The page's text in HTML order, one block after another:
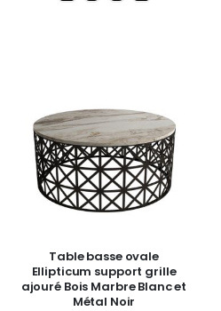
Table basse ovale
Ellipticum support grille
ajouré Bois Marbre Blanc et
Métal Noir